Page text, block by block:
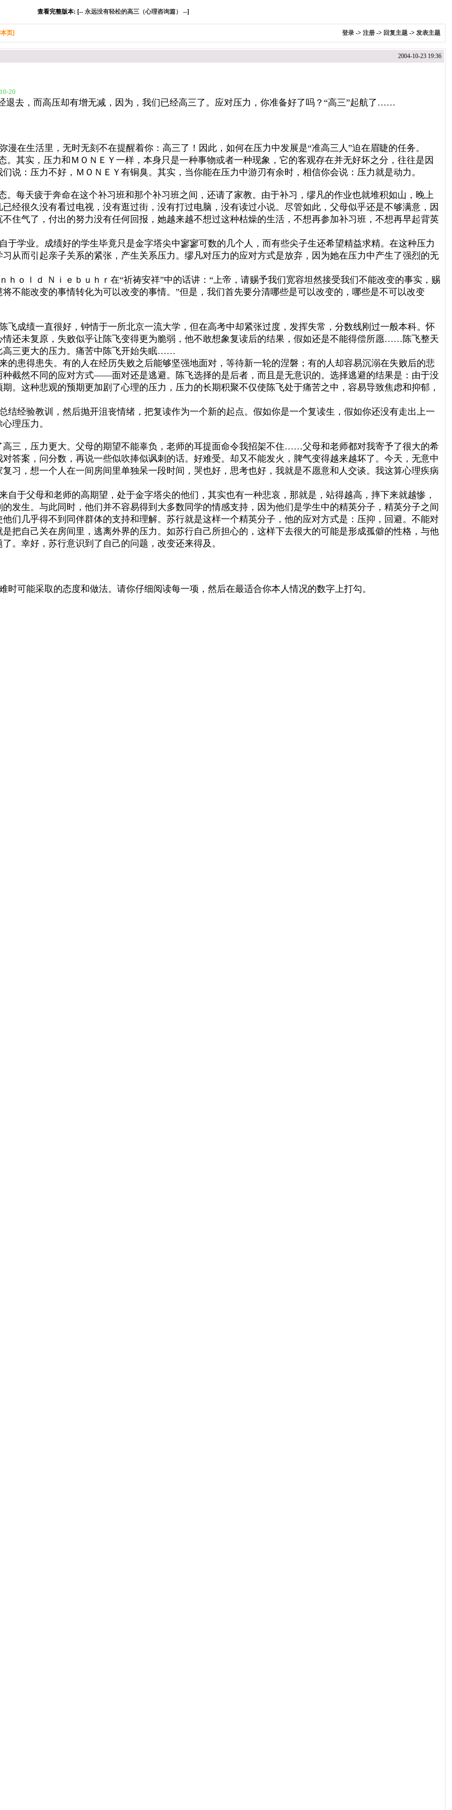
查看完整版本: [-- 永远没有轻松的高三（心理咨询篇） --]
页] 登录-> 注册-> 回复主题-> 发表主题
2004-10-23 19:36
20
退去，而高压却有增无减，因为，我们已经高三了。应对压力，你准备好了吗？“高三”起航了……
在生活里，无时无刻不在提醒着你：高三了！因此，如何在压力中发展是“准高三人”迫在眉睫的任务。
。其实，压力和ＭＯＮＥＹ一样，本身只是一种事物或者一种现象，它的客观存在并无好坏之分，往往是因
说：压力不好，ＭＯＮＥＹ有铜臭。其实，当你能在压力中游刃有余时，相信你会说：压力就是动力。
。每天疲于奔命在这个补习班和那个补习班之间，还请了家教。由于补习，缪凡的作业也就堆积如山，晚上
经很久没有看过电视，没有逛过街，没有打过电脑，没有读过小说。尽管如此，父母似乎还是不够满意，因
住气了，付出的努力没有任何回报，她越来越不想过这种枯燥的生活，不想再参加补习班，不想再早起背英
于学业。成绩好的学生毕竟只是金字塔尖中寥寥可数的几个人，而有些尖子生还希望精益求精。在这种压力
从而引起亲子关系的紧张，产生关系压力。缪凡对压力的应对方式是放弃，因为她在压力中产生了强烈的无
ｏｌｄ Ｎｉｅｂｕｈｒ在“祈祷安祥”中的话讲：“上帝，请赐予我们宽容坦然接受我们不能改变的事实，赐
不能改变的事情转化为可以改变的事情。”但是，我们首先要分清哪些是可以改变的，哪些是不可以改变
飞成绩一直很好，钟情于一所北京一流大学，但在高考中却紧张过度，发挥失常，分数线刚过一般本科。怀
还未复原，失败似乎让陈飞变得更为脆弱，他不敢想象复读后的结果，假如还是不能得偿所愿……陈飞整天
高三更大的压力。痛苦中陈飞开始失眠……
的患得患失。有的人在经历失败之后能够坚强地面对，等待新一轮的涅磐；有的人却容易沉溺在失败后的悲
截然不同的应对方式——面对还是逃避。陈飞选择的是后者，而且是无意识的。选择逃避的结果是：由于没
。这种悲观的预期更加剧了心理的压力，压力的长期积聚不仅使陈飞处于痛苦之中，容易导致焦虑和抑郁，
结经验教训，然后抛开沮丧情绪，把复读作为一个新的起点。假如你是一个复读生，假如你还没有走出上一
理压力。
三，压力更大。父母的期望不能辜负，老师的耳提面命令我招架不住……父母和老师都对我寄予了很大的希
答案，问分数，再说一些似吹捧似讽刺的话。好难受。却又不能发火，脾气变得越来越坏了。今天，无意中
习，想一个人在一间房间里单独呆一段时间，哭也好，思考也好，我就是不愿意和人交谈。我这算心理疾病
于父母和老师的高期望，处于金字塔尖的他们，其实也有一种悲哀，那就是，站得越高，摔下来就越惨，
发生。与此同时，他们并不容易得到大多数同学的情感支持，因为他们是学生中的精英分子，精英分子之间
们几乎得不到同伴群体的支持和理解。苏行就是这样一个精英分子，他的应对方式是：压抑，回避。不能对
把自己关在房间里，逃离外界的压力。如苏行自己所担心的，这样下去很大的可能是形成孤僻的性格，与他
。幸好，苏行意识到了自己的问题，改变还来得及。
可能采取的态度和做法。请你仔细阅读每一项，然后在最适合你本人情况的数字上打勾。